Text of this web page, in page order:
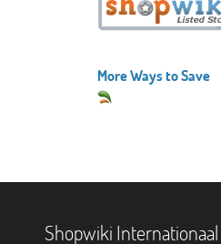
More Ways to Save
Shopwiki Internationaal